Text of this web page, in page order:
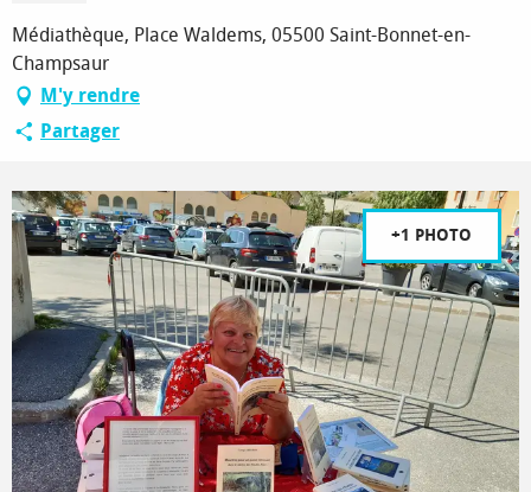
Médiathèque, Place Waldems, 05500 Saint-Bonnet-en-
Champsaur
M'y rendre
Partager
+1 PHOTO